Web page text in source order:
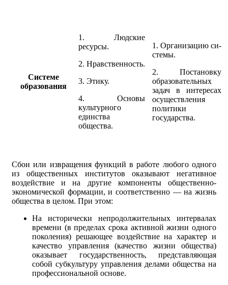
Системе
образования
1. Людские
ресурсы.
2. Нравствен­ность.
3. Этику.
4. Основы
культур­ного
единства
общества.
1. Организацию си­
стемы.
2. Постановку
образовательных
задач в интересах
осуществления
политики
государства.
Сбои или извращения функций в работе любого одного
из общественных институтов оказывают негативное
воздействие и на другие компоненты общественно-
экономической формации, и соответственно — на жизнь
общества в целом. При этом:
На исторически непродолжительных интервалах
времени (в пределах срока активной жизни одного
поколения) решающее воздействие на характер и
качество управления (качество жизни общества)
оказывает государственность, представляющая
собой субкультуру управления делами общества на
профессиональной основе.